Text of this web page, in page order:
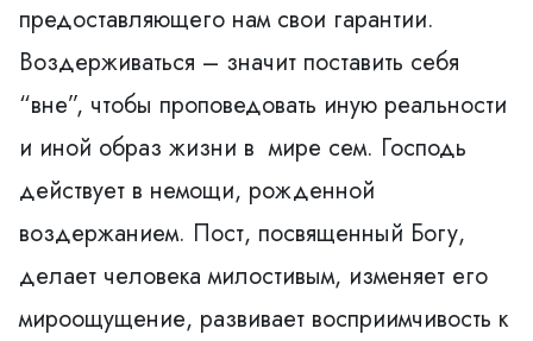
предоставляющего нам свои гарантии.
Воздерживаться – значит поставить себя
“вне”, чтобы проповедовать иную реальности
и иной образ жизни в мире сем. Господь
действует в немощи, рожденной
воздержанием. Пост, посвященный Богу,
делает человека милостивым, изменяет его
мироощущение, развивает восприимчивость к